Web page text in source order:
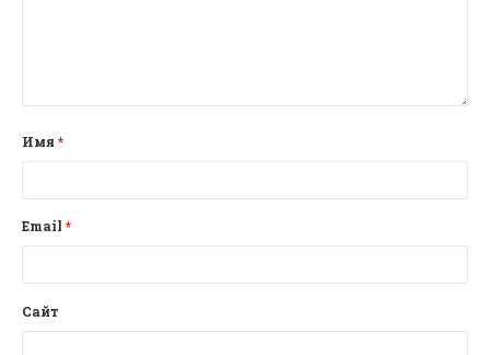
Имя *
Email *
Сайт